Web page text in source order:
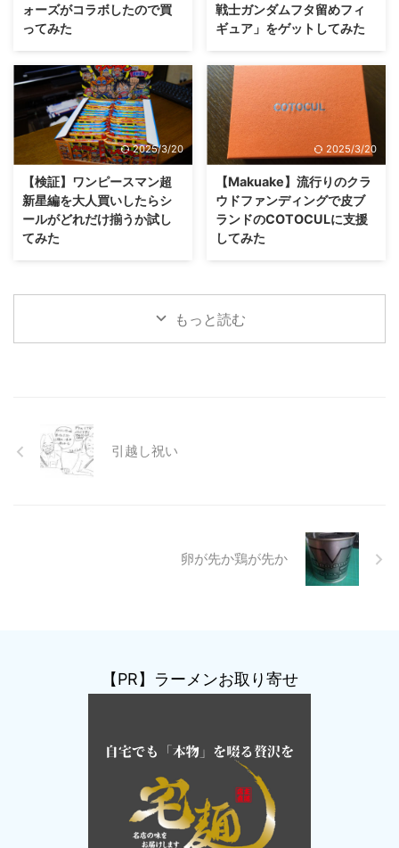
ォーズがコラボしたので買
ってみた
戦士ガンダムフタ留めフィ
ギュア」をゲットしてみた
2025/3/20
【検証】ワンピースマン超
新星編を大人買いしたらシ
ールがどれだけ揃うか試し
てみた
2025/3/20
【Makuake】流行りのクラ
ウドファンディングで皮ブ
ランドのCOTOCULに支援
してみた
もっと読む
引越し祝い
卵が先か鶏が先か
【PR】ラーメンお取り寄せ